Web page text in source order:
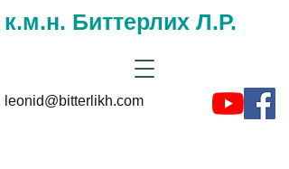
к.м.н. Биттерлих Л.Р.
leonid@bitterlikh.com